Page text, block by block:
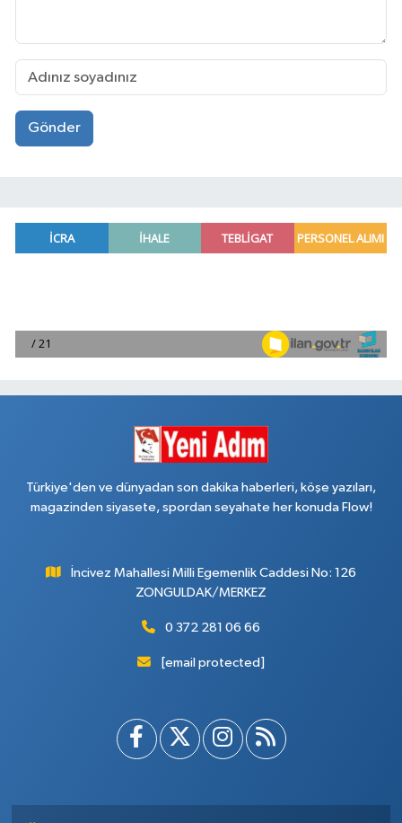
Gönder
Türkiye'den ve dünyadan son dakika haberleri, köşe yazıları,
magazinden siyasete, spordan seyahate her konuda Flow!
İncivez Mahallesi Milli Egemenlik Caddesi No: 126
ZONGULDAK/MERKEZ
0 372 281 06 66
[email protected]